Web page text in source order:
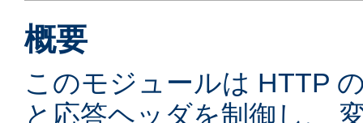
概要
このモジュールは HTTP
と応答ヘッダを制御し、